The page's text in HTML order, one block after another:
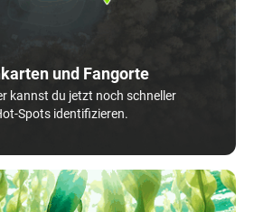
und Fangorte
kannst du jetzt noch schneller
Spots identifizieren.